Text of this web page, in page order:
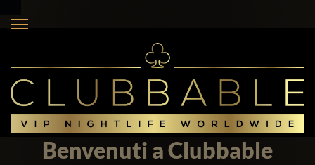
Benvenuti a Clubbable